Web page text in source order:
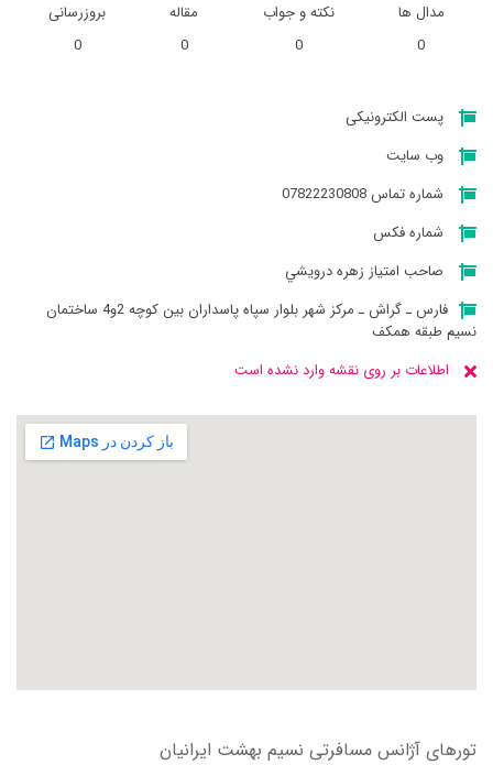
مدال ها
0
نکته و جواب
0
مقاله
0
بروزرسانی
0
پست الکترونیکی
وب سایت
شماره تماس 07822230808
شماره فکس
صاحب امتیاز زهره درويشي
فارس ـ گراش ـ مرکز شهر بلوار سپاه پاسداران بين کوچه 2و4 ساختمان
نسيم طبقه همکف
اطلاعات بر روی نقشه وارد نشده است
تورهای آژانس مسافرتی نسيم بهشت ايرانيان